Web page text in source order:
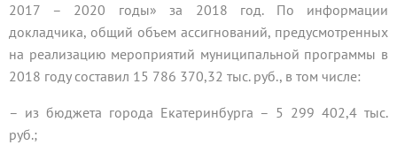
2017 – 2020 годы» за 2018 год. По информации
докладчика, общий объем ассигнований, предусмотренных
на реализацию мероприятий муниципальной программы в
2018 году составил 15 786 370,32 тыс. руб., в том числе:
– из бюджета города Екатеринбурга – 5 299 402,4 тыс.
руб.;